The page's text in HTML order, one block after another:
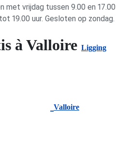
met vrijdag tussen 9.00 en 17.00
19.00 uur. Gesloten op zondag.
à Valloire Ligging
Valloire